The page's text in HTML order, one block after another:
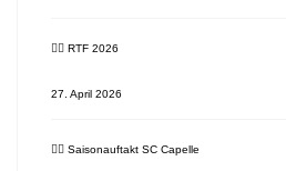
🚴‍♂️ RTF 2026
27. April 2026
🚴‍♂️ Saisonauftakt SC Capelle